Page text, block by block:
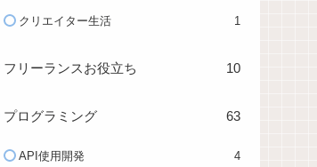
クリエイター生活 1
フリーランスお役立ち 10
プログラミング 63
API使用開発 4